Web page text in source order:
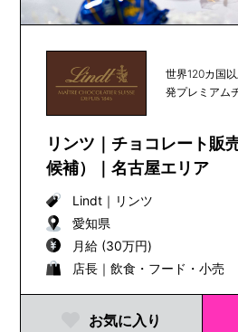
世界120カ国
発プレミアム
リンツ｜チョコレート販
候補）｜名古屋エリア
Lindt｜ リンツ
愛知県
月給 (30万円)
店長｜飲食・フード・小売
お気に入り